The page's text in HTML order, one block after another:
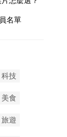
名單
科技
美食
旅遊